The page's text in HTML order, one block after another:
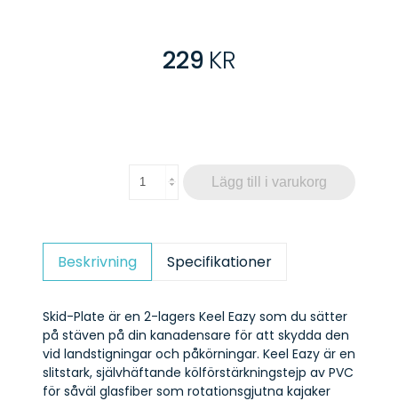
229 KR
Lägg till i varukorg
Beskrivning Specifikationer
Skid-Plate är en 2-lagers Keel Eazy som du sätter
på stäven på din kanadensare för att skydda den
vid landstigningar och påkörningar. Keel Eazy är en
slitstark, självhäftande kölförstärkningstejp av PVC
för såväl glasfiber som rotationsgjutna kajaker